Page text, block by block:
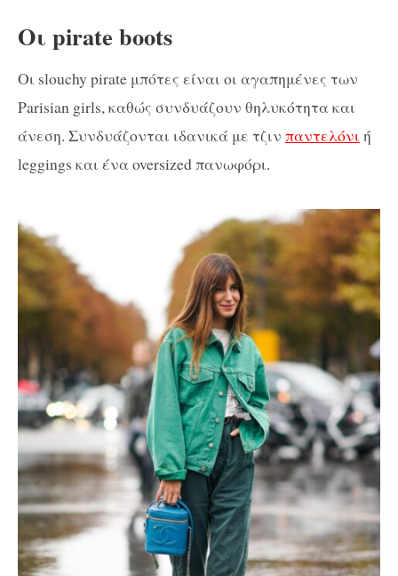
Οι pirate boots
Οι slouchy pirate μπότες είναι οι αγαπημένες των
Parisian girls, καθώς συνδυάζουν θηλυκότητα και
άνεση. Συνδυάζονται ιδανικά με τζιν παντελόνι ή
leggings και ένα oversized πανωφόρι.